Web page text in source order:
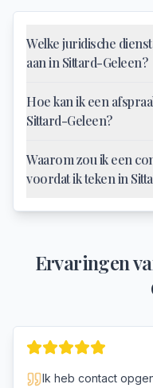
Welke juridische
aan in Sittard-Geleen?
Hoe kan ik een
Sittard-Geleen?
Waarom zou ik een
voordat ik teken in
Ervaringen
Ik heb contact